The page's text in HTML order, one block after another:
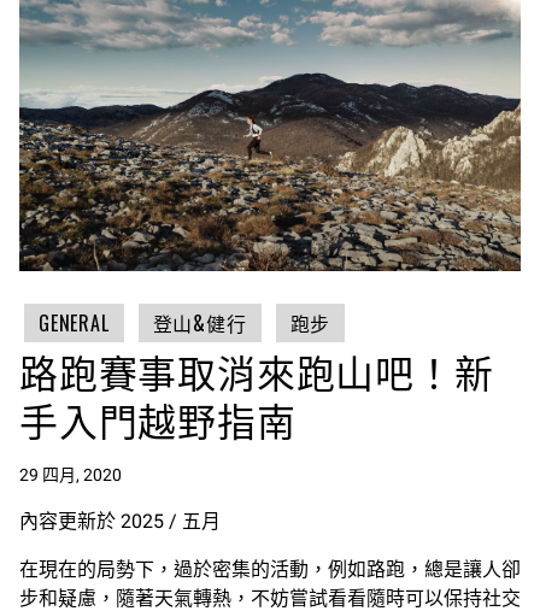
GENERAL 登山&健行 跑步
路跑賽事取消來跑山吧！新
手入門越野指南
29 四月, 2020
內容更新於 2025 / 五月
在現在的局勢下，過於密集的活動，例如路跑，總是讓人卻
步和疑慮，隨著天氣轉熱，不妨嘗試看看隨時可以保持社交